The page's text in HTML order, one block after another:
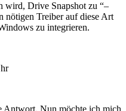
wird, Drive Snapshot zu “–
nötigen Treiber auf diese Art
zu integrieren.